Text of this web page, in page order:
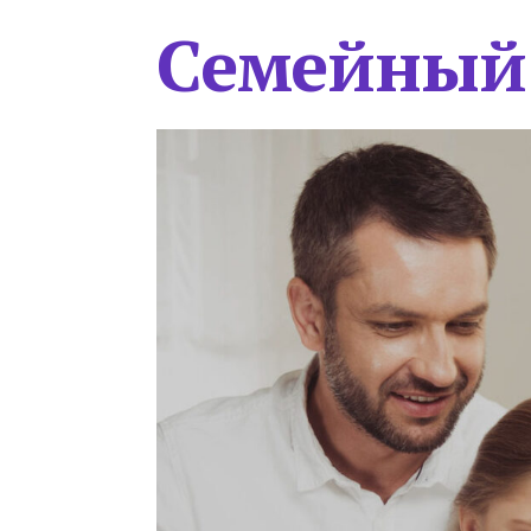
Семейный